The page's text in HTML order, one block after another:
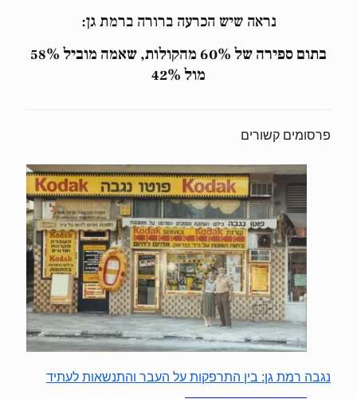
נראה שיש הכרעה ברורה ברמת גן:
בתום ספירה של 60% מהקולות, שאמה מוביל 58%
מול 42%
פרסומים קשורים
נגבה רמת גן: בין התרפקות על העבר והתנשאות לעתיד